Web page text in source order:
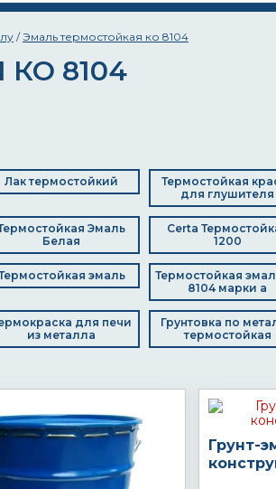
/Эмаль термостойкая ко 8104
8104
Лак термостойкий
Термостойкая
для глушителя
Эмаль
Белая
Certa
1200
эмаль
Термостойкая
8104 марки а
для печи
из металла
Грунтовка по
термостойкая
Грунт-